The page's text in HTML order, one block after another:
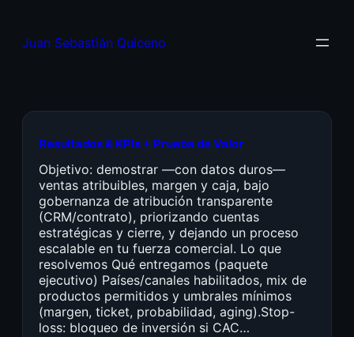
Juan Sebastián Quiceno
Resultados & KPIs + Prueba de Valor
Objetivo: demostrar —con datos duros—
ventas atribuibles, margen y caja, bajo
gobernanza de atribución transparente
(CRM/contrato), priorizando cuentas
estratégicas y cierre, y dejando un proceso
escalable en tu fuerza comercial. Lo que
resolvemos Qué entregamos (paquete
ejecutivo) Países/canales habilitados, mix de
productos permitidos y umbrales mínimos
(margen, ticket, probabilidad, aging).Stop-
loss: bloqueo de inversión si CAC…